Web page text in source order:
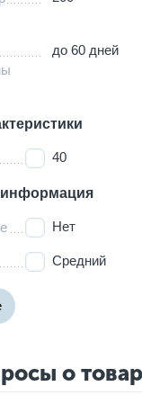
до 60 дней
40
Нет
Средний
о